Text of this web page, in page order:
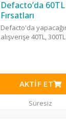
Defacto’da
Fırsatları
Defacto'da
alışverişe 40TL,
AKTIF ET
Süresiz